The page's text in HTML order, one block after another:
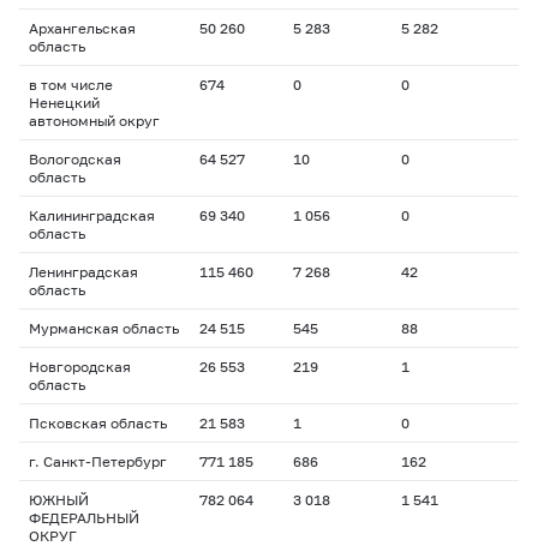
Архангельская
область
50 260 5 283 5 282
в том числе
Ненецкий
автономный округ
674 0 0
Вологодская
область
64 527 10 0
Калининградская
область
69 340 1 056 0
Ленинградская
область
115 460 7 268 42
Мурманская область 24 515 545 88
Новгородская
область
26 553 219 1
Псковская область 21 583 1 0
г. Санкт-Петербург 771 185 686 162
ЮЖНЫЙ
ФЕДЕРАЛЬНЫЙ
ОКРУГ
782 064 3 018 1 541